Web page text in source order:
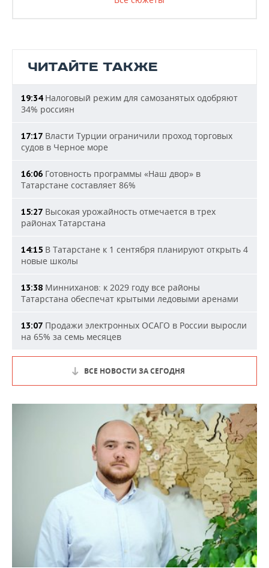
ЧИТАЙТЕ ТАКЖЕ
19:34Налоговый режим для самозанятых одобряют
34% россиян
17:17 Власти Турции ограничили проход торговых
судов в Черное море
16:06 Готовность программы «Наш двор» в
Татарстане составляет 86%
15:27 Высокая урожайность отмечается в трех
районах Татарстана
14:15 В Татарстане к 1 сентября планируют открыть 4
новые школы
13:38 Минниханов: к 2029 году все районы
Татарстана обеспечат крытыми ледовыми аренами
13:07 Продажи электронных ОСАГО в России выросли
на 65% за семь месяцев
ВСЕ НОВОСТИ ЗА СЕГОДНЯ